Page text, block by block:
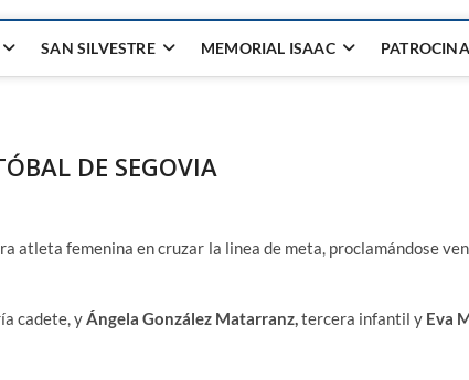
SAN SILVESTRE MEMORIAL ISAAC
DE SEGOVIA
atleta femenina en cruzar la linea de meta, proclamándose
cadete, yÁngela González Matarranz,tercera infantil y Eva